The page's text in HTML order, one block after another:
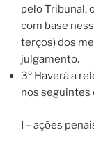
pelo Tribunal,
com base
terços) dos
julgamento.
3º Haverá a
nos seguintes
I – ações